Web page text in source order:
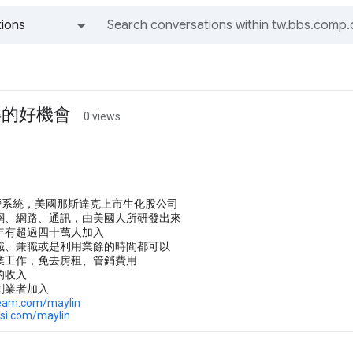
好機會 0 views
統，美國那斯達克上市生化股公司
、網路、通訊，由美國人所研發出來
有超過四十萬人加入
、兼職或是利用業餘的時間都可以
工作，免去房租、管銷費用
收入
業者加入
maylin
maylin